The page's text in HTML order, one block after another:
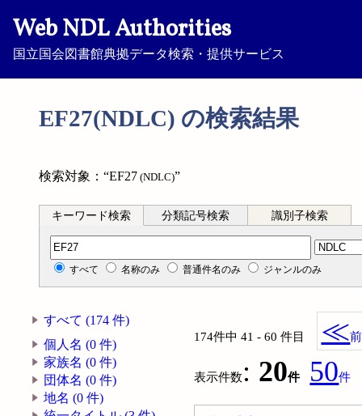
Web NDL Authorities
国立国会図書館典拠データ検索・提供サービス
EF27(NDLC) の検索結果
検索対象：“EF27 (NDLC)”
キーワード検索 分類記号検索 識別子検索
分類記号検索
すべて 名称のみ 普通件名のみ ジャンルのみ
すべて (174 件)
個人名 (0 件)
家族名 (0 件)
団体名 (0 件)
地名 (0 件)
174件中 41 - 60 件目 ≪前
表示件数 : 20件 50件